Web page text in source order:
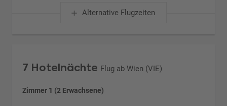
Alternative Flugzeiten
7 Hotelnächte Flug ab Wien (VIE)
Zimmer 1 (2 Erwachsene)